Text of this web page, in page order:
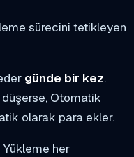
sürecini tetikleyen
günde bir kez.
Otomatik
olarak para ekler.
her